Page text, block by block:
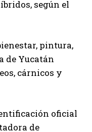
según el
pintura,
de Yucatán
cárnicos y
oficial
de